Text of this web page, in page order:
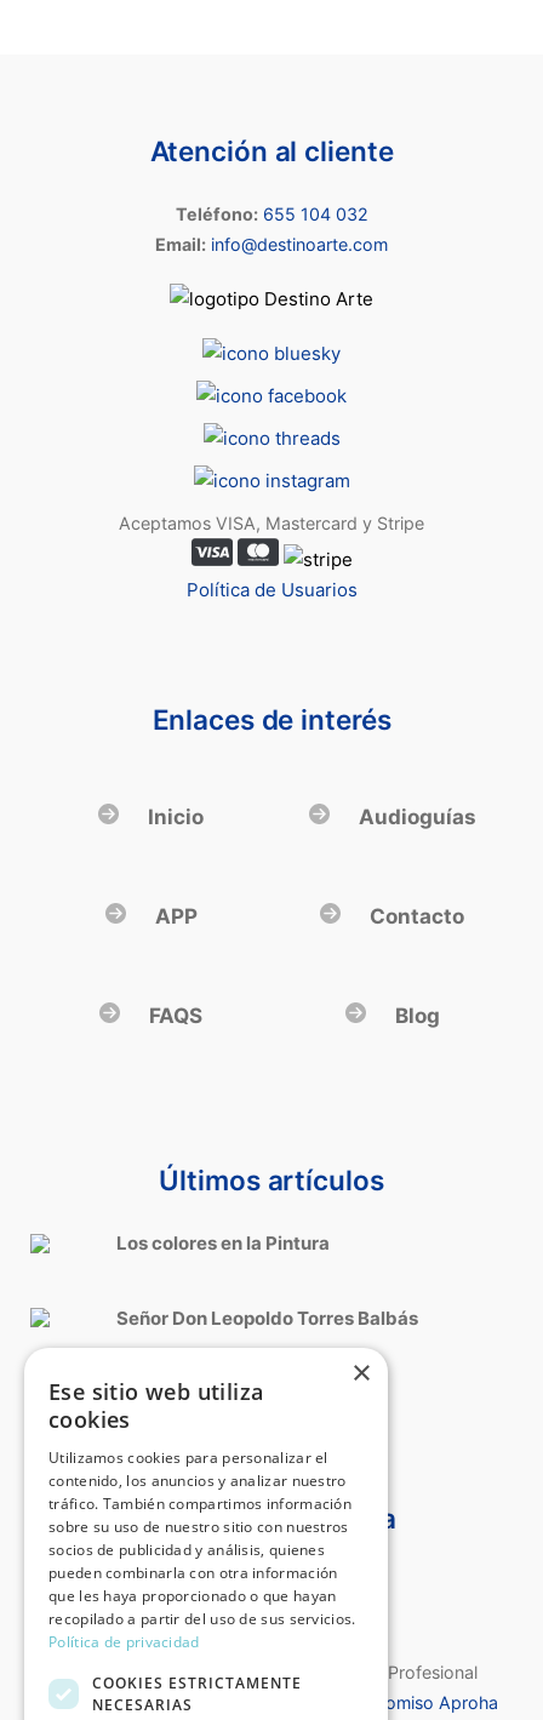
Atención al cliente
Teléfono: 655 104 032
Email: info@destinoarte.com
Aceptamos VISA, Mastercard y Stripe
Política de Usuarios
Enlaces de interés
Inicio Audioguías
APP Contacto
FAQS Blog
Últimos artículos
Los colores en la Pintura
Señor Don Leopoldo Torres Balbás
Roma, Cinquecento italiano
Certificado Aproha
Certificado de Calidad de la Asociación Profesional
Española de Historiadores del Arte
Compromiso Aproha
×
Ese sitio web utiliza
cookies
Utilizamos cookies para personalizar el
contenido, los anuncios y analizar nuestro
tráfico. También compartimos información
sobre su uso de nuestro sitio con nuestros
socios de publicidad y análisis, quienes
pueden combinarla con otra información
que les haya proporcionado o que hayan
recopilado a partir del uso de sus servicios.
Política de privacidad
COOKIES ESTRICTAMENTE
NECESARIAS